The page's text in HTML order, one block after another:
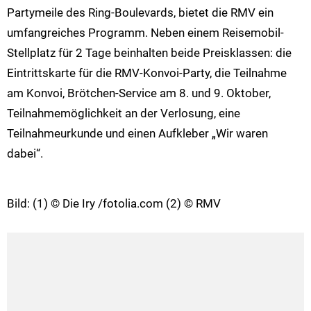
Partymeile des Ring-Boulevards, bietet die RMV ein
umfangreiches Programm. Neben einem Reisemobil-
Stellplatz für 2 Tage beinhalten beide Preisklassen: die
Eintrittskarte für die RMV-Konvoi-Party, die Teilnahme
am Konvoi, Brötchen-Service am 8. und 9. Oktober,
Teilnahmemöglichkeit an der Verlosung, eine
Teilnahmeurkunde und einen Aufkleber „Wir waren
dabei“.
Bild: (1) © Die Iry /fotolia.com (2) © RMV